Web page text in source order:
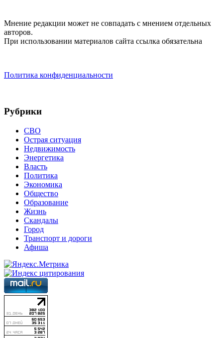
Мнение редакции может не совпадать с мнением отдельных
авторов.
При использовании материалов сайта ссылка обязательна
Политика конфиденциальности
Рубрики
СВО
Острая ситуация
Недвижимость
Энергетика
Власть
Политика
Экономика
Общество
Образование
Жизнь
Скандалы
Город
Транспорт и дороги
Афиша